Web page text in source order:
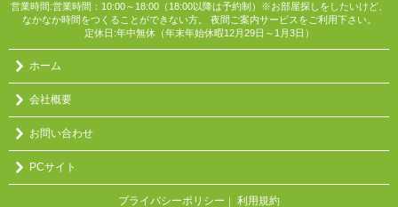
営業時間:営業時間：10:00～18:00（18:00以降は予約制）※お部屋探しをしたいけど、
なかなか時間をつくることができない方。 夜間ご案内サービスをご利用下さい。
定休日:年中無休（年末年始休暇12月29日～1月3日）
ホーム
会社概要
お問い合わせ
PCサイト
プライバシーポリシー ｜ 利用規約